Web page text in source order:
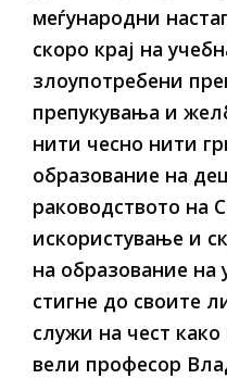
меѓународни
скоро крај на
злоупотребени
препукувања и
нити чесно нити
образование на
раководството на
искористување и
на образование на
стигне до своите
служи на чест
вели професор